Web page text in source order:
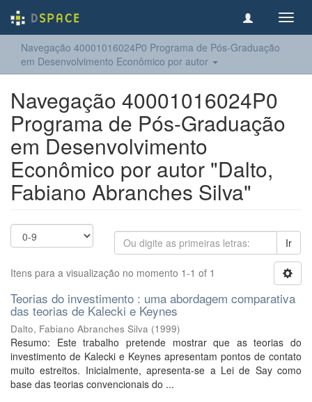
Navegação 40001016024P0 Programa de Pós-Graduação
em Desenvolvimento Econômico por autor
Navegação 40001016024P0
Programa de Pós-Graduação
em Desenvolvimento
Econômico por autor "Dalto,
Fabiano Abranches Silva"
Ir
Itens para a visualização no momento 1-1 of 1
Teorias do investimento : uma abordagem comparativa
das teorias de Kalecki e Keynes
Dalto, Fabiano Abranches Silva (1999)
Resumo: Este trabalho pretende mostrar que as teorias do
investimento de Kalecki e Keynes apresentam pontos de contato
muito estreitos. Inicialmente, apresenta-se a Lei de Say como
base das teorias convencionais do ...